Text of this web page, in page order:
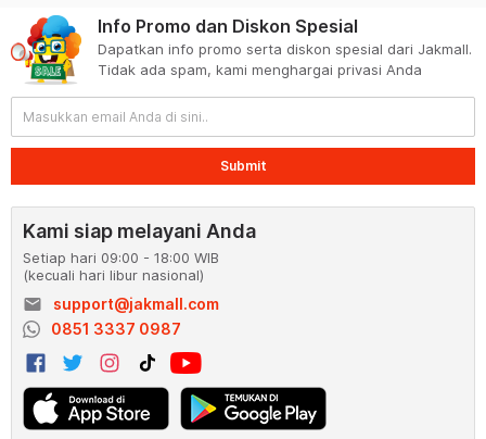
Info Promo dan Diskon Spesial
Dapatkan info promo serta diskon spesial dari Jakmall.
Tidak ada spam, kami menghargai privasi Anda
Submit
Kami siap melayani Anda
Setiap hari 09:00 - 18:00 WIB
(kecuali hari libur nasional)
email
support@jakmall.com
0851 3337 0987